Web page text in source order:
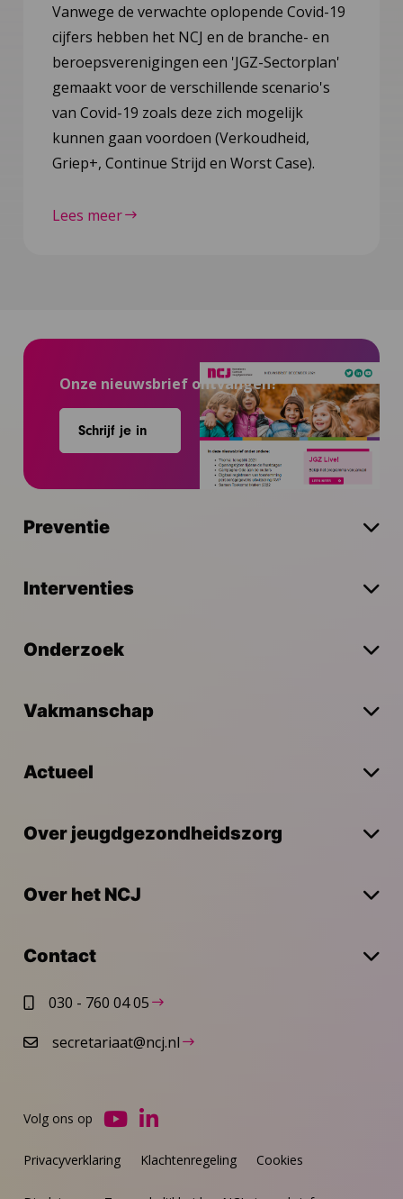
Vanwege de verwachte oplopende Covid-19
cijfers hebben het NCJ en de branche- en
beroepsverenigingen een 'JGZ-Sectorplan'
gemaakt voor de verschillende scenario's
van Covid-19 zoals deze zich mogelijk
kunnen gaan voordoen (Verkoudheid,
Griep+, Continue Strijd en Worst Case).
Lees meer
Onze nieuwsbrief ontvangen?
Schrijf je in
Preventie
Interventies
Onderzoek
Vakmanschap
Actueel
Over jeugdgezondheidszorg
Over het NCJ
Contact
030 - 760 04 05
secretariaat@ncj.nl
Privacyverklaring Klachtenregeling Cookies
Volg ons op
Ga
YouTube
Ga